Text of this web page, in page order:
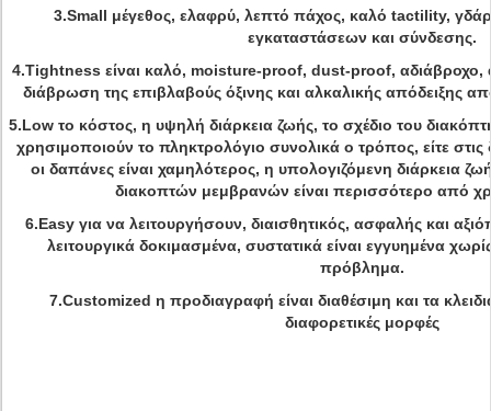
3.Small μέγεθος, ελαφρύ, λεπτό πάχος, καλό tactility,
εγκαταστάσεων και σύνδεσης.
4.Tightness είναι καλό, moisture-proof, dust-proof, αδιάβροχο,
διάβρωση της επιβλαβούς όξινης και αλκαλικής απόδειξης
5.Low το κόστος, η υψηλή διάρκεια ζωής, το σχέδιο του
χρησιμοποιούν το πληκτρολόγιο συνολικά ο τρόπος, είτε
οι δαπάνες είναι χαμηλότερος, η υπολογιζόμενη διάρκεια
διακοπτών μεμβρανών είναι περισσότερο από
6.Easy για να λειτουργήσουν, διαισθητικός, ασφαλής και
λειτουργικά δοκιμασμένα, συστατικά είναι εγγυημένα
πρόβλημα.
7.Customized η προδιαγραφή είναι διαθέσιμη και τα
διαφορετικές μορφές